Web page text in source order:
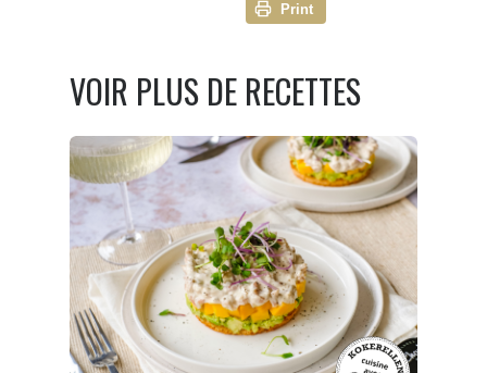
Print
VOIR PLUS DE RECETTES